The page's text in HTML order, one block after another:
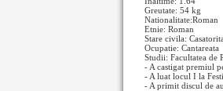
Greutate: 54 kg
Nationalitate:Roman
Etnie: Roman
Stare civila: Casatorita
Ocupatie: Cantareata
Studii: Facultatea de
- A castigat premiul
- A luat locul I la
- A primit discul de